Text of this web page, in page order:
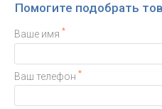
Помогите подобрать
Ваше имя *
Ваш телефон *